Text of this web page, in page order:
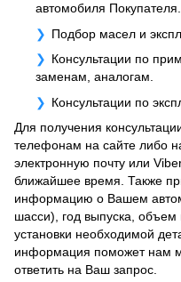
автомобиля Покупателя.
Подбор масел и
Консультации по
заменам, аналогам.
Консультации по
Для получения
телефонам на сайте либо
электронную почту или
ближайшее время. Также
информацию о Вашем
шасси), год выпуска, объем
установки необходимой
информация поможет нам
ответить на Ваш запрос.